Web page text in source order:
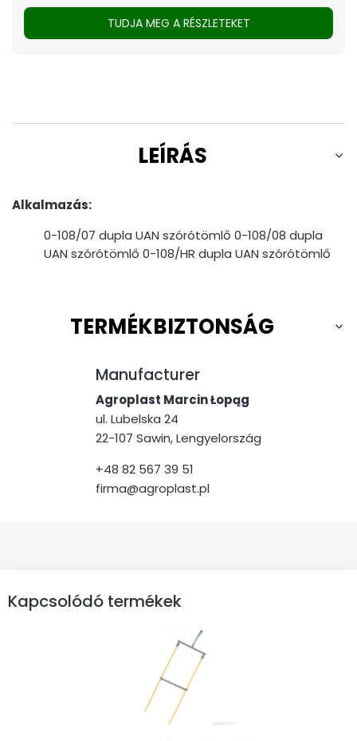
TUDJA MEG A RÉSZLETEKET
LEÍRÁS
Alkalmazás:
0-108/07 dupla UAN szórótömlő 0-108/08 dupla
UAN szórótömlő 0-108/HR dupla UAN szórótömlő
TERMÉKBIZTONSÁG
Manufacturer
Agroplast Marcin Łopąg
ul. Lubelska 24
22-107 Sawin, Lengyelország
+48 82 567 39 51
firma@agroplast.pl
Kapcsolódó termékek